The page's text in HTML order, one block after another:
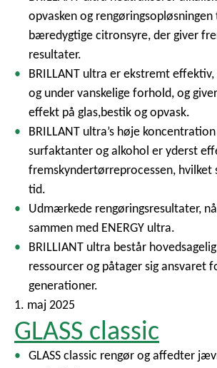
opvasken og
bæredygtige citronsyre, der giver
resultater.
BRILLANT ultra er ekstremt
og under vanskelige forhold, og
effekt på glas,bestik og opvask.
BRILLANT ultra’s høje
surfaktanter og alkohol er yderst
fremskyndertørreprocessen, hvilket
tid.
Udmærkede rengøringsresultater,
sammen med ENERGY ultra.
BRILLIANT ultra består
ressourcer og påtager sig ansvaret
generationer.
1. maj 2025
GLASS classic
GLASS classic rengør og affedter